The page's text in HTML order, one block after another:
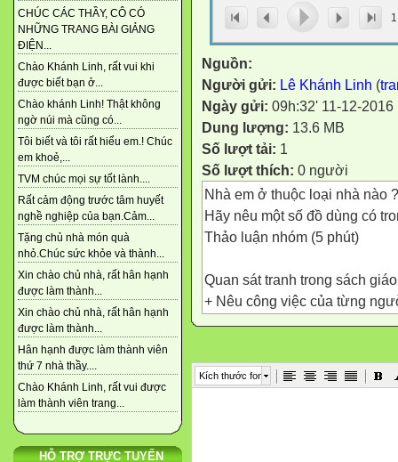
CHÚC CÁC THẦY, CÔ CÓ
NHỮNG TRANG BÀI GIẢNG
ĐIỆN...
Chào Khánh Linh, rất vui khi
được biết bạn ở...
Chào khánh Linh! Thật không
ngờ núi mà cũng có...
Tôi biết và tôi rất hiểu em.! Chúc
em khoẻ,...
TVM chúc mọi sự tốt lành....
Rất cảm động trước tâm huyết
nghề nghiệp của bạn.Cảm...
Tặng chủ nhà món quà
nhỏ.Chúc sức khỏe và thành...
Xin chào chủ nhà, rất hân hạnh
được làm thành...
Xin chào chủ nhà, rất hân hạnh
được làm thành...
Hân hạnh được làm thành viên
thứ 7 nhà thầy....
Chào Khánh Linh, rất vui được
làm thành viên trang...
HỖ TRỢ TRỰC TUYẾN
1
Nguồn:
Người gửi: Lê Khánh Linh (
Ngày gửi: 09h:32' 11-12-2016
Dung lượng: 13.6 MB
Số lượt tải: 1
Số lượt thích: 0 người
Nhà em ở thuộc loại nhà nào ?
Hãy nêu một số đồ dùng có
Thảo luận nhóm (5 phút)
Quan sát tranh trong sách
+ Nêu công việc của từng
+ Nêu tác dụng công việc đó.
Bố hướng dẫn bé học bài
Sắp xếp tủ đồ chơi
Kích thước font